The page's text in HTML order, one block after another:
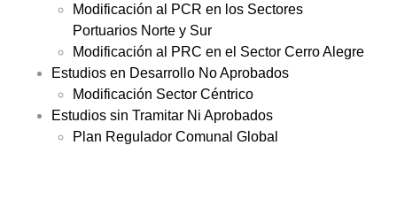
Modificación al PCR en los Sectores
Portuarios Norte y Sur
Modificación al PRC en el Sector Cerro Alegre
Estudios en Desarrollo No Aprobados
Modificación Sector Céntrico
Estudios sin Tramitar Ni Aprobados
Plan Regulador Comunal Global